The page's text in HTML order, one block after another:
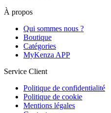
À propos
Qui sommes nous ?
Boutique
Catégories
MyKenza APP
Service Client
Politique de confidentialité
Politique de cookie
Mentions légales